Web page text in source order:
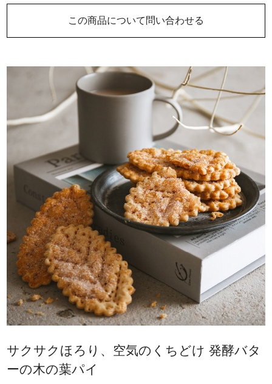
この商品について問い合わせる
サクサクほろり、空気のくちどけ 発酵バタ
ーの木の葉パイ